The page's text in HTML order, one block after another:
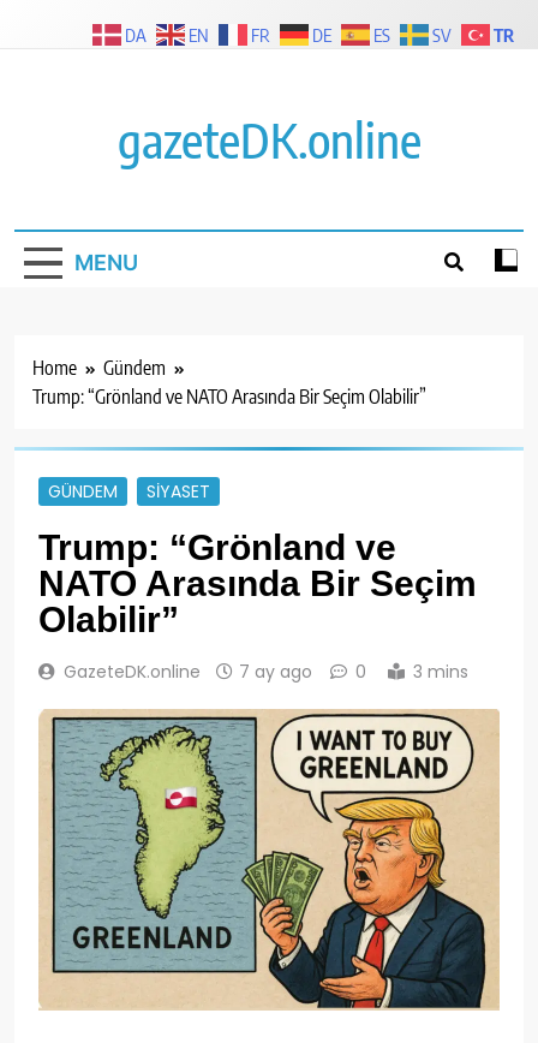
gazeteDK.online
MENU
Home
Gündem
Trump: “Grönland ve NATO Arasında Bir Seçim Olabilir”
GÜNDEM SIYASET
Trump: “Grönland ve
NATO Arasında Bir Seçim
Olabilir”
GazeteDK.online 7 ay ago 0 3 mins
DA EN FR DE ES SV TR